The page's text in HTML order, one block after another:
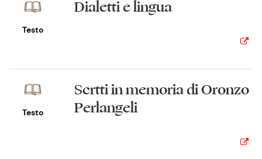
Testo
Dialetti e lingua
Testo
Scrtti in memoria di Oronzo
Perlangeli